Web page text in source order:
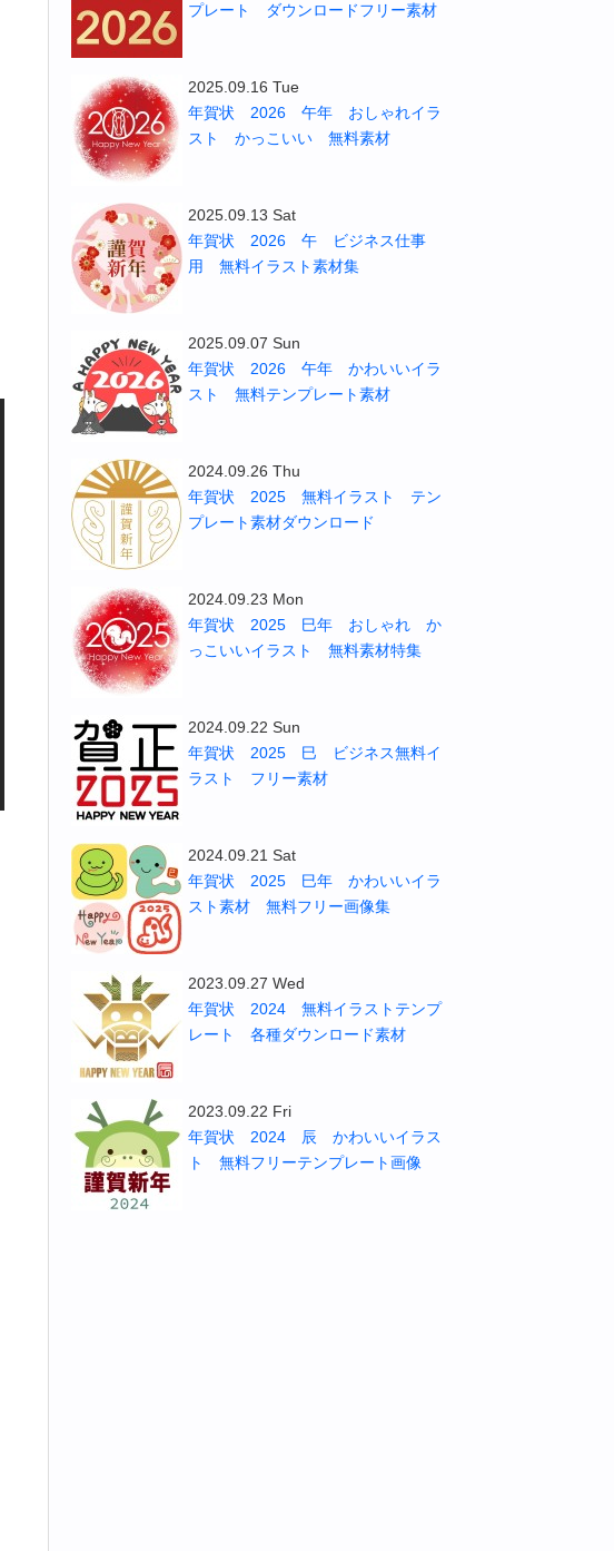
プレート ダウンロードフリー素材
2025.09.16 Tue
年賀状 2026 午年 おしゃれイラ
スト かっこいい 無料素材
2025.09.13 Sat
年賀状 2026 午 ビジネス仕事
用 無料イラスト素材集
2025.09.07 Sun
年賀状 2026 午年 かわいいイラ
スト 無料テンプレート素材
2024.09.26 Thu
年賀状 2025 無料イラスト テン
プレート素材ダウンロード
2024.09.23 Mon
年賀状 2025 巳年 おしゃれ か
っこいいイラスト 無料素材特集
2024.09.22 Sun
年賀状 2025 巳 ビジネス無料イ
ラスト フリー素材
2024.09.21 Sat
年賀状 2025 巳年 かわいいイラ
スト素材 無料フリー画像集
2023.09.27 Wed
年賀状 2024 無料イラストテンプ
レート 各種ダウンロード素材
2023.09.22 Fri
年賀状 2024 辰 かわいいイラス
ト 無料フリーテンプレート画像